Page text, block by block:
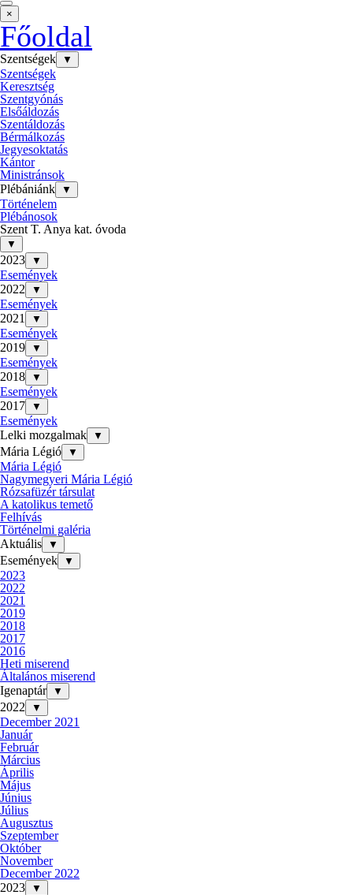
×
Főoldal
Szentségek ▼
Szentségek
Keresztség
Szentgyónás
Elsőáldozás
Szentáldozás
Bérmálkozás
Jegyesoktatás
Kántor
Ministránsok
Plébániánk
▼
Történelem
Plébánosok
Szent T. Anya kat. óvoda
▼
2023 ▼
Események
2022
▼
Események
2021
▼
Események
2019
▼
Események
2018
▼
Események
2017
▼
Események
Lelki mozgalmak
▼
Mária Légió ▼
Mária Légió
Nagymegyeri Mária Légió
Rózsafüzér társulat
A katolikus temető
Felhívás
Történelmi galéria
Aktuális
▼
Események ▼
2023
2022
2021
2019
2018
2017
2016
Heti miserend
Általános miserend
Igenaptár
▼
2022 ▼
December 2021
Január
Február
Március
Április
Május
Június
Július
Augusztus
Szeptember
Október
November
December 2022
2023
▼